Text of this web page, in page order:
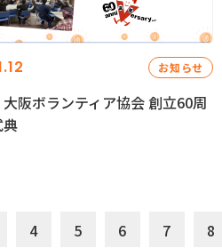
お知らせ
大阪ボランティア協会 創立60周
典
4 5 6 7 8